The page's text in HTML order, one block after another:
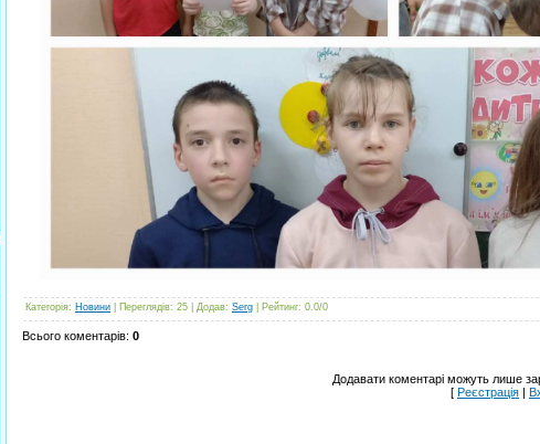
Категорія: Новини Переглядів: 25 | Додав: Serg Рейтинг: 0.0/0
Всього коментарів: 0
Додавати коментарі можуть лише
[ Реєстрація |